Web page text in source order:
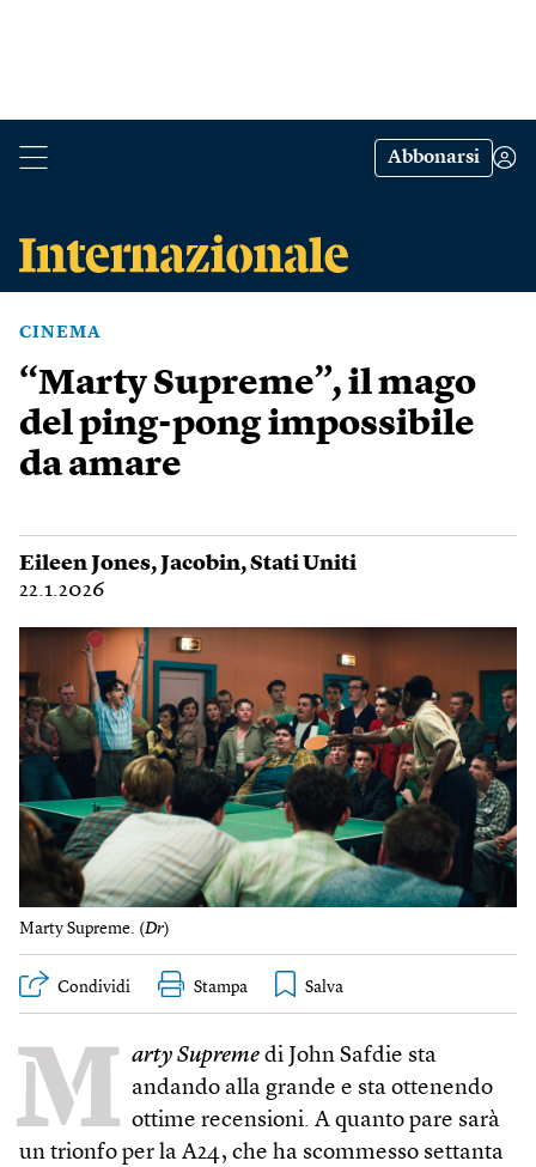
Abbonarsi
CINEMA
“Marty Supreme”, il mago
del ping-pong impossibile
da amare
Eileen Jones,Jacobin,Stati Uniti
22.1.2026
Marty Supreme. (Dr)
Condividi Stampa
M arty Supreme di John Safdie sta
andando alla grande e sta ottenendo
ottime recensioni. A quanto pare sarà
un trionfo per la A24, che ha scommesso settanta